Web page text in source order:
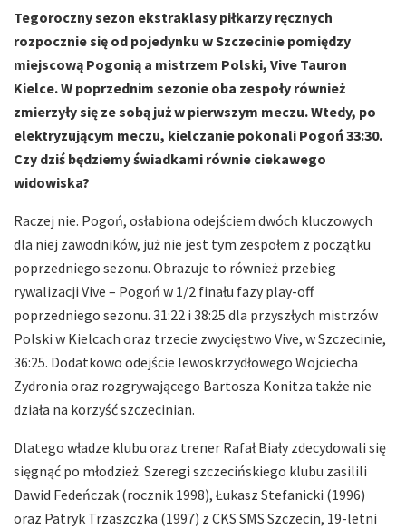
Tegoroczny sezon ekstraklasy piłkarzy ręcznych
rozpocznie się od pojedynku w Szczecinie pomiędzy
miejscową Pogonią a mistrzem Polski, Vive Tauron
Kielce. W poprzednim sezonie oba zespoły również
zmierzyły się ze sobą już w pierwszym meczu. Wtedy, po
elektryzującym meczu, kielczanie pokonali Pogoń 33:30.
Czy dziś będziemy świadkami równie ciekawego
widowiska?
Raczej nie. Pogoń, osłabiona odejściem dwóch kluczowych
dla niej zawodników, już nie jest tym zespołem z początku
poprzedniego sezonu. Obrazuje to również przebieg
rywalizacji Vive – Pogoń w 1/2 finału fazy play-off
poprzedniego sezonu. 31:22 i 38:25 dla przyszłych mistrzów
Polski w Kielcach oraz trzecie zwycięstwo Vive, w Szczecinie,
36:25. Dodatkowo odejście lewoskrzydłowego Wojciecha
Zydronia oraz rozgrywającego Bartosza Konitza także nie
działa na korzyść szczecinian.
Dlatego władze klubu oraz trener Rafał Biały zdecydowali się
sięgnąć po młodzież. Szeregi szczecińskiego klubu zasilili
Dawid Fedeńczak (rocznik 1998), Łukasz Stefanicki (1996)
oraz Patryk Trzaszczka (1997) z CKS SMS Szczecin, 19-letni